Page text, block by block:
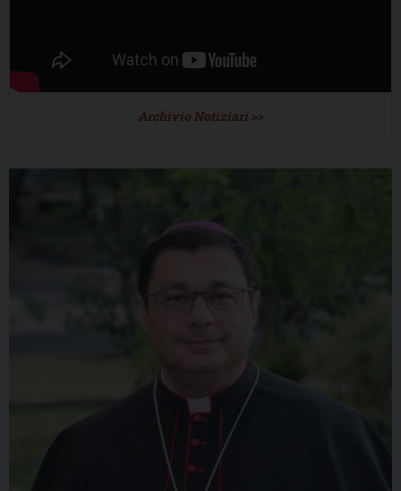
Archivio Notiziari >>